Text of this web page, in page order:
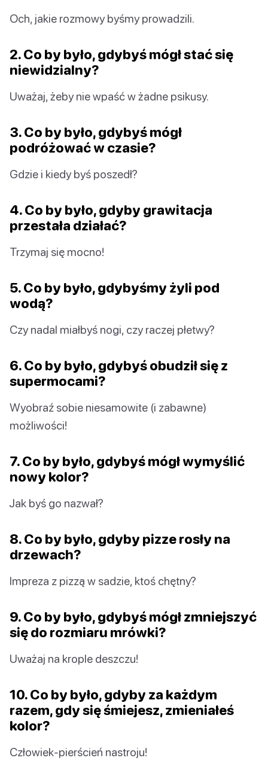
Och, jakie rozmowy byśmy prowadzili.
2. Co by było, gdybyś mógł stać się
niewidzialny?
Uważaj, żeby nie wpaść w żadne psikusy.
3. Co by było, gdybyś mógł
podróżować w czasie?
Gdzie i kiedy byś poszedł?
4. Co by było, gdyby grawitacja
przestała działać?
Trzymaj się mocno!
5. Co by było, gdybyśmy żyli pod
wodą?
Czy nadal miałbyś nogi, czy raczej płetwy?
6. Co by było, gdybyś obudził się z
supermocami?
Wyobraź sobie niesamowite (i zabawne)
możliwości!
7. Co by było, gdybyś mógł wymyślić
nowy kolor?
Jak byś go nazwał?
8. Co by było, gdyby pizze rosły na
drzewach?
Impreza z pizzą w sadzie, ktoś chętny?
9. Co by było, gdybyś mógł zmniejszyć
się do rozmiaru mrówki?
Uważaj na krople deszczu!
10. Co by było, gdyby za każdym
razem, gdy się śmiejesz, zmieniałeś
kolor?
Człowiek-pierścień nastroju!